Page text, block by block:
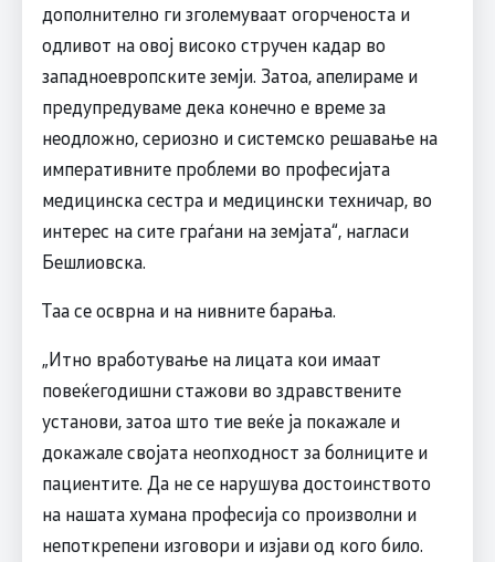
дополнително ги зголемуваат огорченоста и
одливот на овој високо стручен кадар во
западноевропските земји. Затоа, апелираме и
предупредуваме дека конечно е време за
неодложно, сериозно и системско решавање на
императивните проблеми во професијата
медицинска сестра и медицински техничар, во
интерес на сите граѓани на земјата“, нагласи
Бешлиовска.
Таа се осврна и на нивните барања.
„Итно вработување на лицата кои имаат
повеќегодишни стажови во здравствените
установи, затоа што тие веќе ја покажале и
докажале својата неопходност за болниците и
пациентите. Да не се нарушува достоинството
на нашата хумана професија со произволни и
непоткрепени изговори и изјави од кого било.